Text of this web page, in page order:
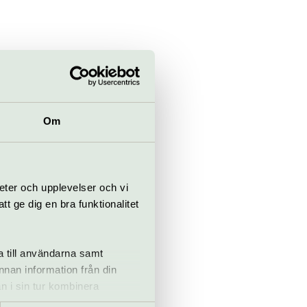
Om
och upplevelser och vi
ge dig en bra funktionalitet
till användarna samt
information från din
i sin tur kombinera
har använt deras tjänster.
och
visdom,
Rebecka
skrivit och